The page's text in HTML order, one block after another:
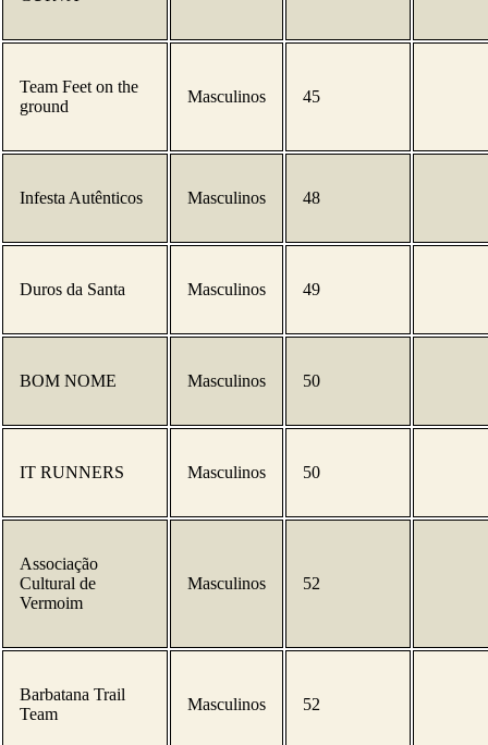
Team Feet on the
ground
Masculinos 45
Infesta Autênticos Masculinos 48
Duros da Santa Masculinos 49
BOM NOME Masculinos 50
IT RUNNERS Masculinos 50
Associação
Cultural de
Vermoim
Masculinos 52
Barbatana Trail
Team
Masculinos 52